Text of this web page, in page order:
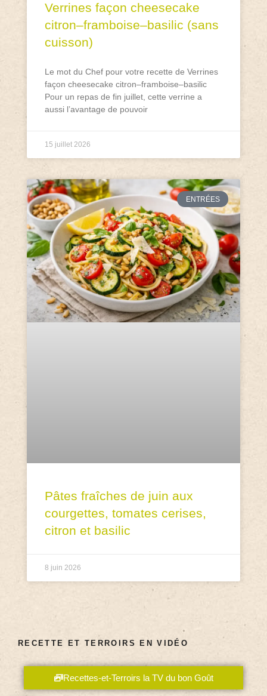
Verrines façon cheesecake
citron–framboise–basilic (sans
cuisson)
Le mot du Chef pour votre recette de Verrines
façon cheesecake citron–framboise–basilic
Pour un repas de fin juillet, cette verrine a
aussi l’avantage de pouvoir
15 juillet 2026
ENTRÉES
Pâtes fraîches de juin aux
courgettes, tomates cerises,
citron et basilic
8 juin 2026
RECETTE ET TERROIRS EN VIDÉO
Recettes-et-Terroirs la TV du bon Goût